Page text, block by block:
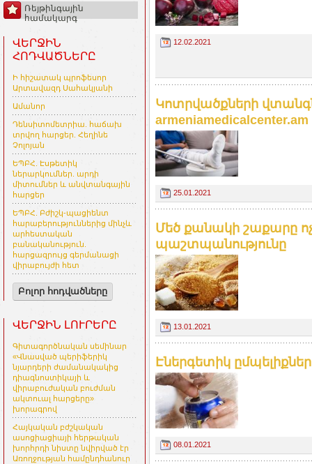
Ռեյթինգային
համակարգ
ՎԵՐՋԻՆ
ՀՈԴՎԱԾՆԵՐԸ
Ի հիշատակ պրոֆեսոր
Արտավազդ Սահակյանի
Ամանոր
Դենսիտոմետրիա. հաճախ
տրվող հարցեր. Հեղինե
Չոլոյան
ԵՊԲՀ. Էսթետիկ
ներարկումներ. արդի
միտումներ և անվտանգային
հարցեր
ԵՊԲՀ. Բժիշկ-պացիենտ
հարաբերություններից մինչև
արհեստական
բանականություն.
հարցազրույց գերմանացի
վիրաբույժի հետ
Բոլոր հոդվածները
ՎԵՐՋԻՆ ԼՈՒՐԵՐԸ
Գիտագործնական սեմինար
«Վնասված պերիֆերիկ
նյարդերի ժամանակակից
դիագնոստիկայի և
վիրաբուժական բուժման
ակտուալ հարցերը»
խորագրով
Հայկական բժշկական
ասոցիացիայի հերթական
խորհրդի նիստը նվիրված էր
Առողջության համընդհանուր
12.02.2021
Կոտրվածքների
armeniamedicalcenter.am
25.01.2021
Մեծ քանակի շաքարը
պաշտպանությունը
13.01.2021
Էներգետիկ
08.01.2021